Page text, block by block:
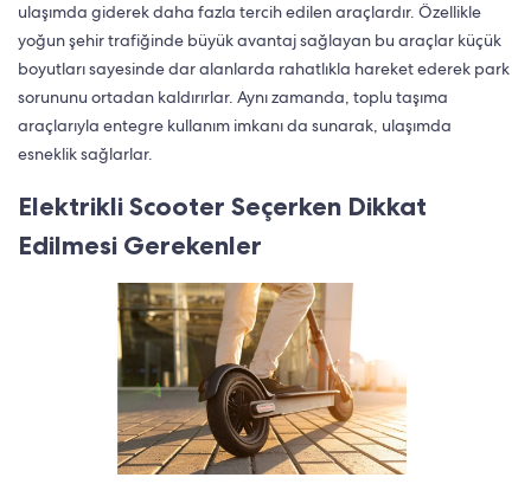
ulaşımda giderek daha fazla tercih edilen araçlardır. Özellikle
yoğun şehir trafiğinde büyük avantaj sağlayan bu araçlar küçük
boyutları sayesinde dar alanlarda rahatlıkla hareket ederek park
sorununu ortadan kaldırırlar. Aynı zamanda, toplu taşıma
araçlarıyla entegre kullanım imkanı da sunarak, ulaşımda
esneklik sağlarlar.
Elektrikli Scooter Seçerken Dikkat
Edilmesi Gerekenler